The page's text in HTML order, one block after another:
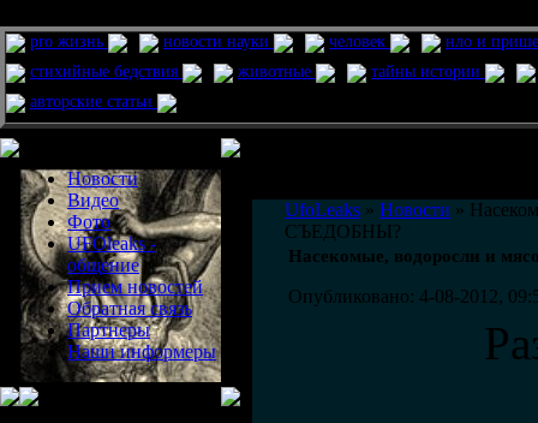
pro жизнь новости науки человек
нло и
стихийные бедствия
животные
тайны истории
авторские статьи
Новости
Видео
Фото
UFOleaks -
общение
Прием новостей
Обратная связь
Партнеры
Наши информеры
UfoLeaks » Новости »
СЪЕДОБНЫ?
Насекомые, водоросли и
Опубликовано: 4-08-2012,